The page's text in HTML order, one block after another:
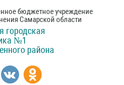
бюджетное учреждение
Самарской области
городская
№1
района